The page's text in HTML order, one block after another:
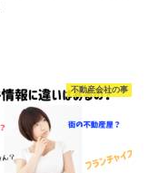
不動産会社の事